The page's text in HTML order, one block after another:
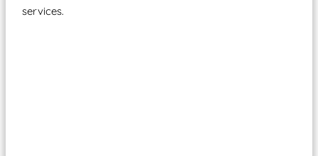
services.
aangewezen keuringsinstantie?